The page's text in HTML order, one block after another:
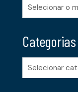
Arquivos
Categorias
Categorias